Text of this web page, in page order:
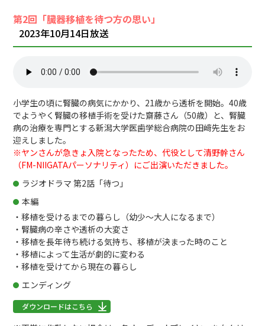
第2回「臓器移植を待つ方の思い」
2023年10月14日放送
小学生の頃に腎臓の病気にかかり、21歳から透析を開始。40歳
でようやく腎臓の移植手術を受けた齋藤さん（50歳）と、腎臓
病の治療を専門とする新潟大学医歯学総合病院の田﨑先生をお
迎えしました。
※ヤンさんが急きょ入院となったため、代役として清野幹さん
（FM-NIIGATAパーソナリティ）にご出演いただきました。
ラジオドラマ 第2話「待つ」
本編
・移植を受けるまでの暮らし（幼少～大人になるまで）
・腎臓病の辛さや透析の大変さ
・移植を長年待ち続ける気持ち、移植が決まった時のこと
・移植によって生活が劇的に変わる
・移植を受けてから現在の暮らし
エンディング
ダウンロードはこちら